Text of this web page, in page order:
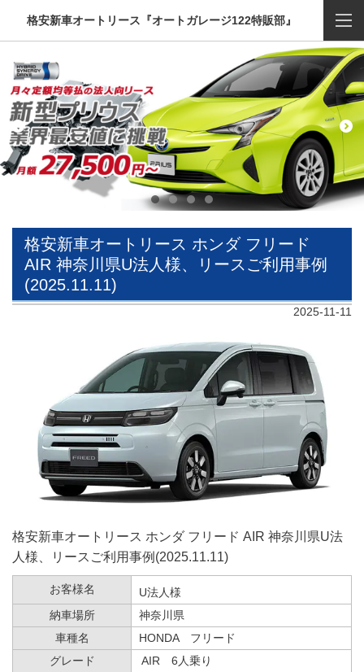
格安新車オートリース『オートガレージ122特販部』
格安新車オートリース ホンダ フリード
AIR 神奈川県U法人様、リースご利用事例
(2025.11.11)
2025-11-11
格安新車オートリース ホンダ フリード AIR 神奈川県U法
人様、リースご利用事例(2025.11.11)
お客様名
U法人様
納車場所
神奈川県
車種名
HONDA フリード
グレード
AIR 6人乗り